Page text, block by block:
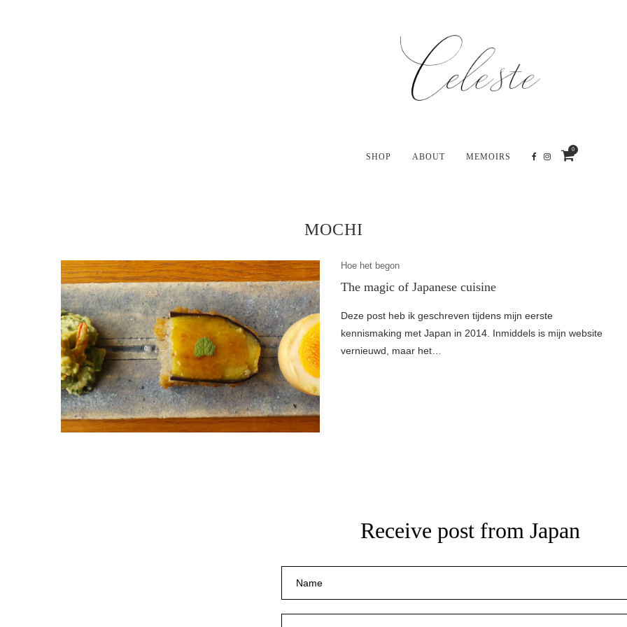
SHOP ABOUT MEMOIRS
0
MOCHI
Hoe het begon
The magic of Japanese cuisine
Deze post heb ik geschreven tijdens mijn eerste
kennismaking met Japan in 2014. Inmiddels is mijn website
vernieuwd, maar het…
Receive post from Japan